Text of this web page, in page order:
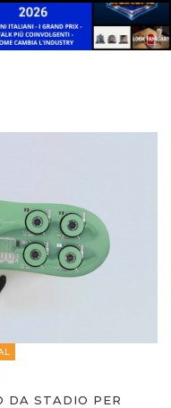
DA STADIO PER